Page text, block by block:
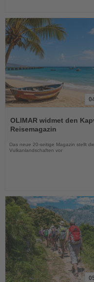
Sie
die
Nachrichten
OLIMAR widmet den
Reisemagazin
Das neue 20-seitige Magazin stellt
Vulkanlandschaften vor